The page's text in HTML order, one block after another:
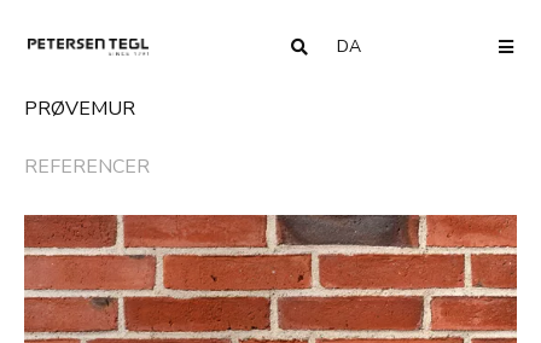
DA
PRØVEMUR
REFERENCER